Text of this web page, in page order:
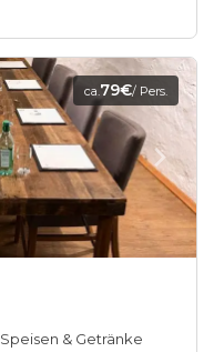
ca.79€/ Pers.
Speisen & Getränke